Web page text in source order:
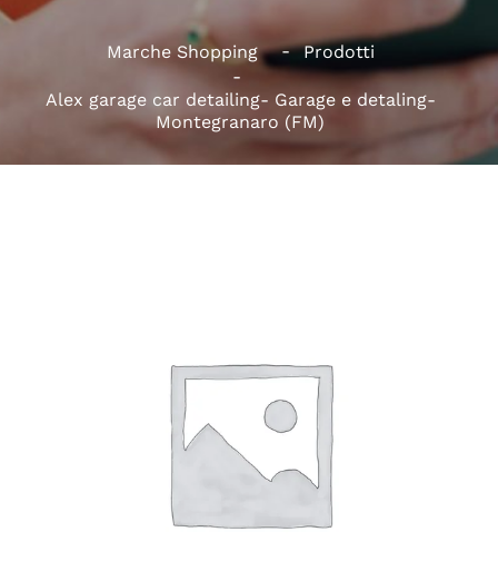
Marche Shopping Prodotti
Alex garage car detailing- Garage e detaling-
Montegranaro (FM)